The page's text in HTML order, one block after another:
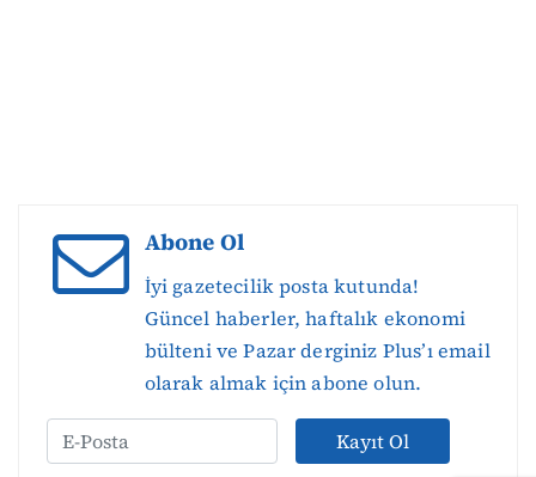
Abone Ol
İyi gazetecilik posta kutunda!
Güncel haberler, haftalık ekonomi
bülteni ve Pazar derginiz Plus’ı email
olarak almak için abone olun.
Kayıt Ol